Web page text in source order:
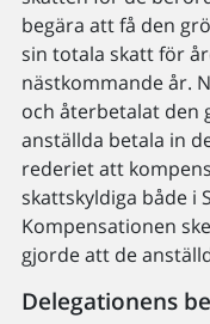
begära att få den
sin totala skatt för
nästkommande år.
och återbetalat den
anställda betala in
rederiet att
skattskyldiga både i
Kompensationen
gjorde att de
Delegationens